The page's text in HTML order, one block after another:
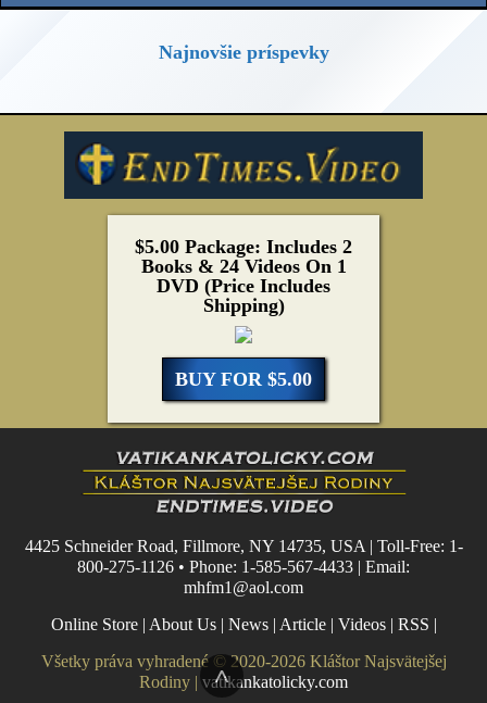
Najnovšie príspevky
^
$5.00 Package: Includes 2
Books & 24 Videos On 1
DVD (Price Includes
Shipping)
BUY FOR $5.00
4425 Schneider Road, Fillmore, NY 14735, USA | Toll-Free: 1-
800-275-1126 • Phone: 1-585-567-4433 | Email:
mhfm1@aol.com
Online Store| About Us| News| Article| Videos| RSS |
Všetky práva vyhradené © 2020-2026 Kláštor Najsvätejšej
Rodiny |vatikankatolicky.com